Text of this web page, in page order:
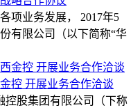
项业务发展， 2017年5
有限公司（以下简称“华
控 开展业务合作洽谈
控股集团有限公司（下称